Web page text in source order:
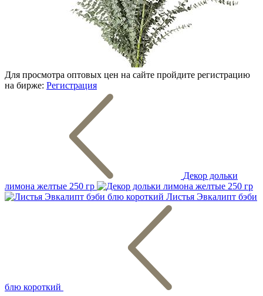
Для просмотра оптовых цен на сайте пройдите регистрацию
на бирже: Регистрация
Декор дольки
лимона желтые 250 гр
Листья Эвкалипт бэби
блю короткий